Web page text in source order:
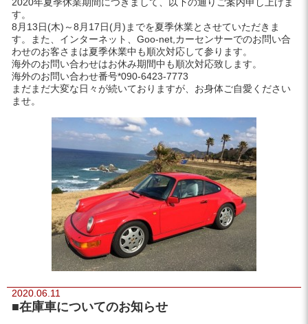
す。
8月13日(木)～8月17日(月)までを夏季休業とさせていただきま
す。また、インターネット、Goo-net,カーセンサーでのお問い合
わせのお客さまは夏季休業中も順次対応して参ります。
海外のお問い合わせはお休み期間中も順次対応致します。
海外のお問い合わせ番号*090-6423-7773
まだまだ大変な日々が続いておりますが、お身体ご自愛ください
ませ。
2020.06.11
■在庫車についてのお知らせ